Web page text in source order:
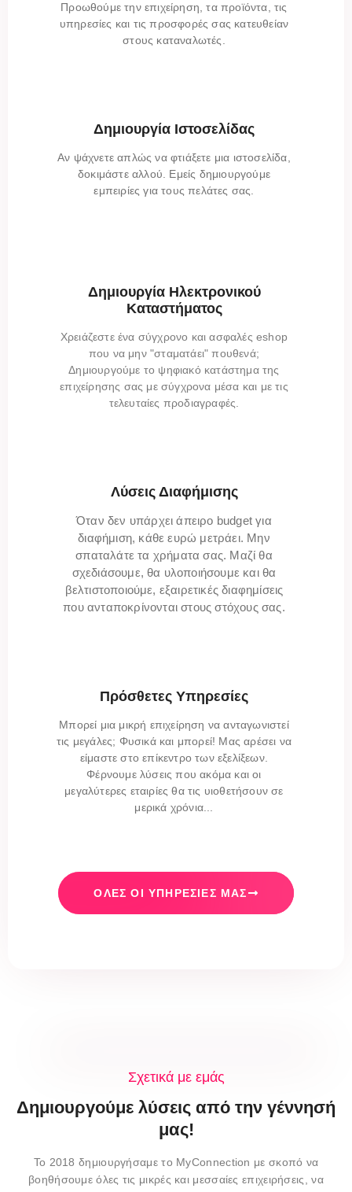
Προωθούμε την επιχείρηση, τα προϊόντα, τις
υπηρεσίες και τις προσφορές σας κατευθείαν
στους καταναλωτές.
Δημιουργία Ιστοσελίδας
Αν ψάχνετε απλώς να φτιάξετε μια ιστοσελίδα,
δοκιμάστε αλλού. Εμείς δημιουργούμε
εμπειρίες για τους πελάτες σας.
Δημιουργία Ηλεκτρονικού
Καταστήματος
Χρειάζεστε ένα σύγχρονο και ασφαλές eshop
που να μην "σταματάει" πουθενά;
Δημιουργούμε το ψηφιακό κατάστημα της
επιχείρησης σας με σύγχρονα μέσα και με τις
τελευταίες προδιαγραφές.
Λύσεις Διαφήμισης
Όταν δεν υπάρχει άπειρο budget για
διαφήμιση, κάθε ευρώ μετράει. Μην
σπαταλάτε τα χρήματα σας. Μαζί θα
σχεδιάσουμε, θα υλοποιήσουμε και θα
βελτιστοποιούμε, εξαιρετικές διαφημίσεις
που ανταποκρίνονται στους στόχους σας.
Πρόσθετες Υπηρεσίες
Μπορεί μια μικρή επιχείρηση να ανταγωνιστεί
τις μεγάλες; Φυσικά και μπορεί! Μας αρέσει να
είμαστε στο επίκεντρο των εξελίξεων.
Φέρνουμε λύσεις που ακόμα και οι
μεγαλύτερες εταιρίες θα τις υιοθετήσουν σε
μερικά χρόνια...
ΌΛΕΣ ΟΙ ΥΠΗΡΕΣΊΕΣ ΜΑΣ
Σχετικά με εμάς
Δημιουργούμε λύσεις από την γέννησή
μας!
Το 2018 δημιουργήσαμε το MyConnection με σκοπό να
βοηθήσουμε όλες τις μικρές και μεσσαίες επιχειρήσεις, να